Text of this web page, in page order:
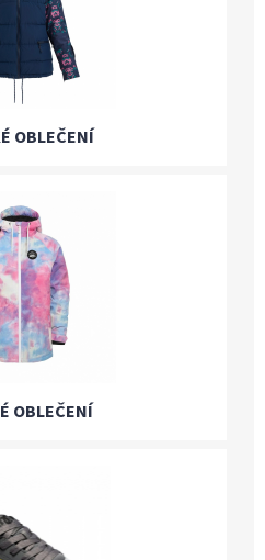
OBLEČENÍ
OBLEČENÍ